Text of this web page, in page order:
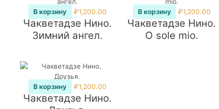
В корзину ₽1,200.00
Чакветадзе Нино.
Зимний ангел.
В корзину ₽1,200.00
Чакветадзе Нино.
O sole mio.
В корзину ₽1,200.00
Чакветадзе Нино.